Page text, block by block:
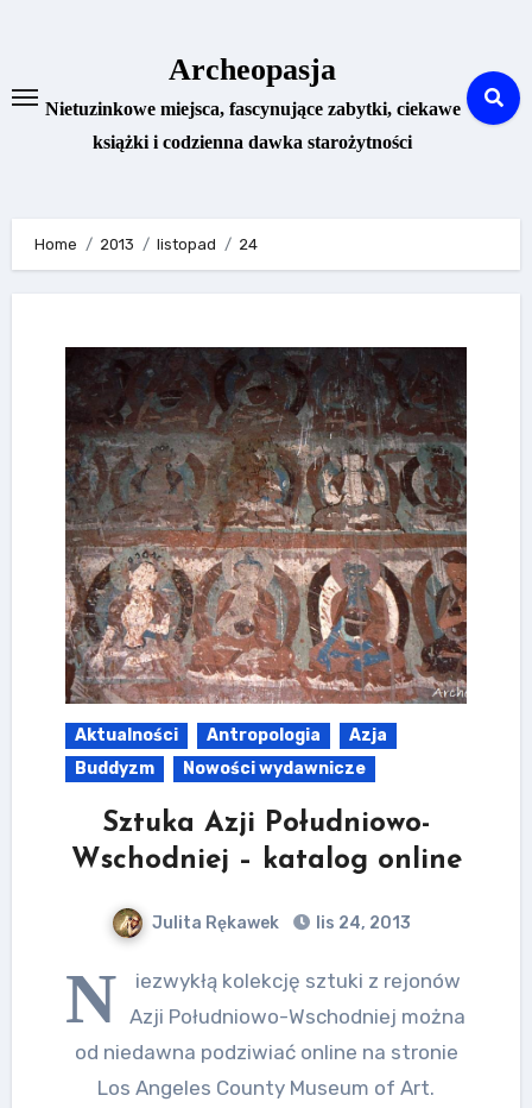
Archeopasja
Nietuzinkowe miejsca, fascynujące zabytki, ciekawe
książki i codzienna dawka starożytności
Home 2013 listopad 24
Aktualności Antropologia
Azja
Buddyzm
Nowości wydawnicze
Sztuka Azji Południowo-
Wschodniej – katalog online
Julita Rękawek lis 24, 2013
N
iezwykłą kolekcję sztuki z rejonów
Azji Południowo-Wschodniej można
od niedawna podziwiać online na stronie
Los Angeles County Museum of Art.